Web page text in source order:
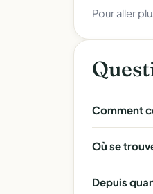
Pour aller
Comment
Où se
Depuis